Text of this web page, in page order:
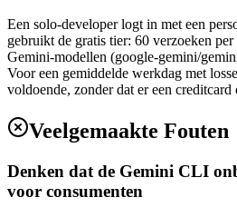
Een solo-developer logt in met een
gebruikt de gratis tier: 60 verzoeken
Gemini-modellen (google-gemini/
Voor een gemiddelde werkdag met
voldoende, zonder dat er een
Veelgemaakte Fouten
Denken dat de Gemini CLI
voor consumenten